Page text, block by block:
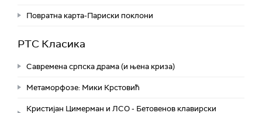
Повратна карта-Париски поклони
РТС Класика
Савремена српска драма (и њена криза)
Метаморфозе: Мики Крстовић
Кристијан Цимерман и ЛСО - Бетовенов клавирски